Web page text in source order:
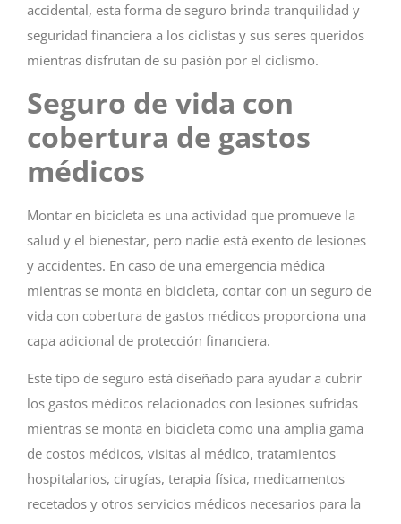
accidental, esta forma de seguro brinda tranquilidad y
seguridad financiera a los ciclistas y sus seres queridos
mientras disfrutan de su pasión por el ciclismo.
Seguro de vida con
cobertura de gastos
médicos
Montar en bicicleta es una actividad que promueve la
salud y el bienestar, pero nadie está exento de lesiones
y accidentes. En caso de una emergencia médica
mientras se monta en bicicleta, contar con un seguro de
vida con cobertura de gastos médicos proporciona una
capa adicional de protección financiera.
Este tipo de seguro está diseñado para ayudar a cubrir
los gastos médicos relacionados con lesiones sufridas
mientras se monta en bicicleta como una amplia gama
de costos médicos, visitas al médico, tratamientos
hospitalarios, cirugías, terapia física, medicamentos
recetados y otros servicios médicos necesarios para la